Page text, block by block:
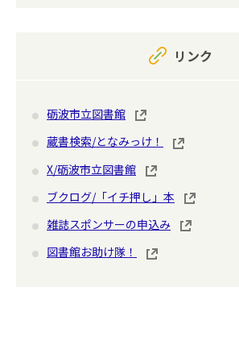
リンク
砺波市立図書館
蔵書検索/となみっけ！
X/砺波市立図書館
ブクログ/「イチ押し」本
雑誌スポンサーの申込み
図書館お助け隊！